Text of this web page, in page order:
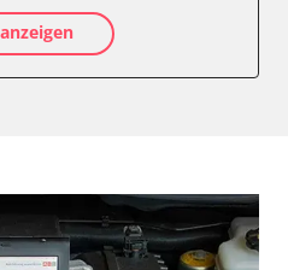
links (SODL)
Motorisierung, Ausstattung